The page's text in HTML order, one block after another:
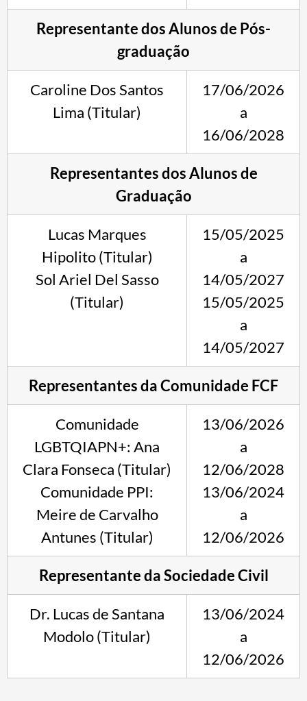
Representante dos Alunos de Pós-
graduação
Caroline Dos Santos
Lima (Titular)
17/06/2026
a
16/06/2028
Representantes dos Alunos de
Graduação
Lucas Marques
Hipolito (Titular)
Sol Ariel Del Sasso
(Titular)
15/05/2025
a
14/05/2027
15/05/2025
a
14/05/2027
Representantes da Comunidade FCF
Comunidade
LGBTQIAPN+: Ana
Clara Fonseca (Titular)
Comunidade PPI:
Meire de Carvalho
Antunes (Titular)
13/06/2026
a
12/06/2028
13/06/2024
a
12/06/2026
Representante da Sociedade Civil
Dr. Lucas de Santana
Modolo (Titular)
13/06/2024
a
12/06/2026